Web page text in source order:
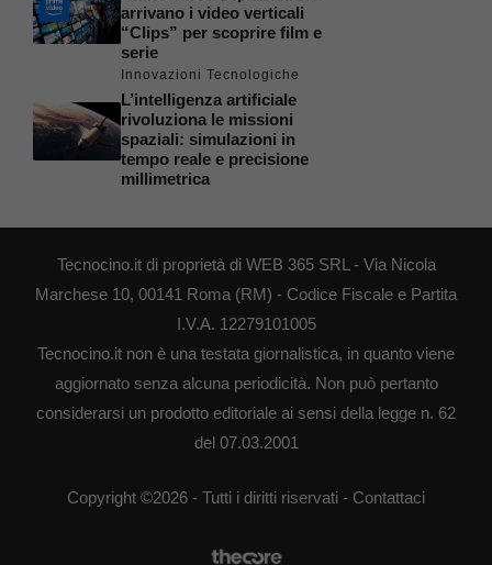
arrivano i video verticali
“Clips” per scoprire film e
serie
Innovazioni Tecnologiche
L’intelligenza artificiale
rivoluziona le missioni
spaziali: simulazioni in
tempo reale e precisione
millimetrica
Tecnocino.it di proprietà di WEB 365 SRL - Via Nicola
Marchese 10, 00141 Roma (RM) - Codice Fiscale e Partita
I.V.A. 12279101005
Tecnocino.it non è una testata giornalistica, in quanto viene
aggiornato senza alcuna periodicità. Non può pertanto
considerarsi un prodotto editoriale ai sensi della legge n. 62
del 07.03.2001
Copyright ©2026 - Tutti i diritti riservati - Contattaci